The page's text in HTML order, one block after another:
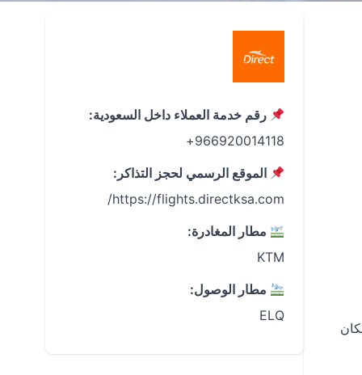
رقم خدمة العملاء داخل السعودية:
966920014118+
الموقع الرسمي لحجز التذاكر:
https://flights.directksa.com/
مطار المغادرة:
KTM
مطار الوصول:
ELQ